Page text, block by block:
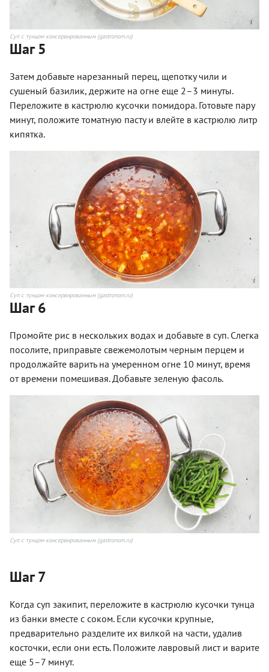
Суп с тунцом консервированным (gastronom.ru)
Шаг 5
Затем добавьте нарезанный перец, щепотку чили и
сушеный базилик, держите на огне еще 2–3 минуты.
Переложите в кастрюлю кусочки помидора. Готовьте пару
минут, положите томатную пасту и влейте в кастрюлю литр
кипятка.
Суп с тунцом консервированным (gastronom.ru)
Шаг 6
Промойте рис в нескольких водах и добавьте в суп. Слегка
посолите, приправьте свежемолотым черным перцем и
продолжайте варить на умеренном огне 10 минут, время
от времени помешивая. Добавьте зеленую фасоль.
Суп с тунцом консервированным (gastronom.ru)
Шаг 7
Когда суп закипит, переложите в кастрюлю кусочки тунца
из банки вместе с соком. Если кусочки крупные,
предварительно разделите их вилкой на части, удалив
косточки, если они есть. Положите лавровый лист и варите
еще 5–7 минут.